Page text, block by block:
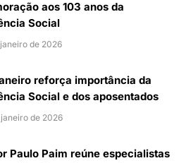
aos 103 anos da
Social
de 2026
reforça importância da
Social e dos aposentados
de 2026
Paulo Paim reúne especialistas